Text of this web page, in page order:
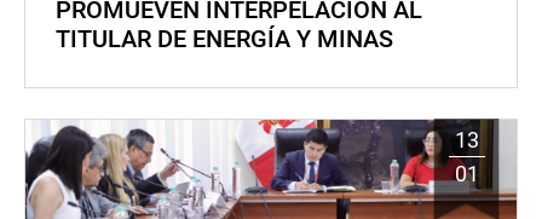
PROMUEVEN INTERPELACIÓN AL
TITULAR DE ENERGÍA Y MINAS
13
01